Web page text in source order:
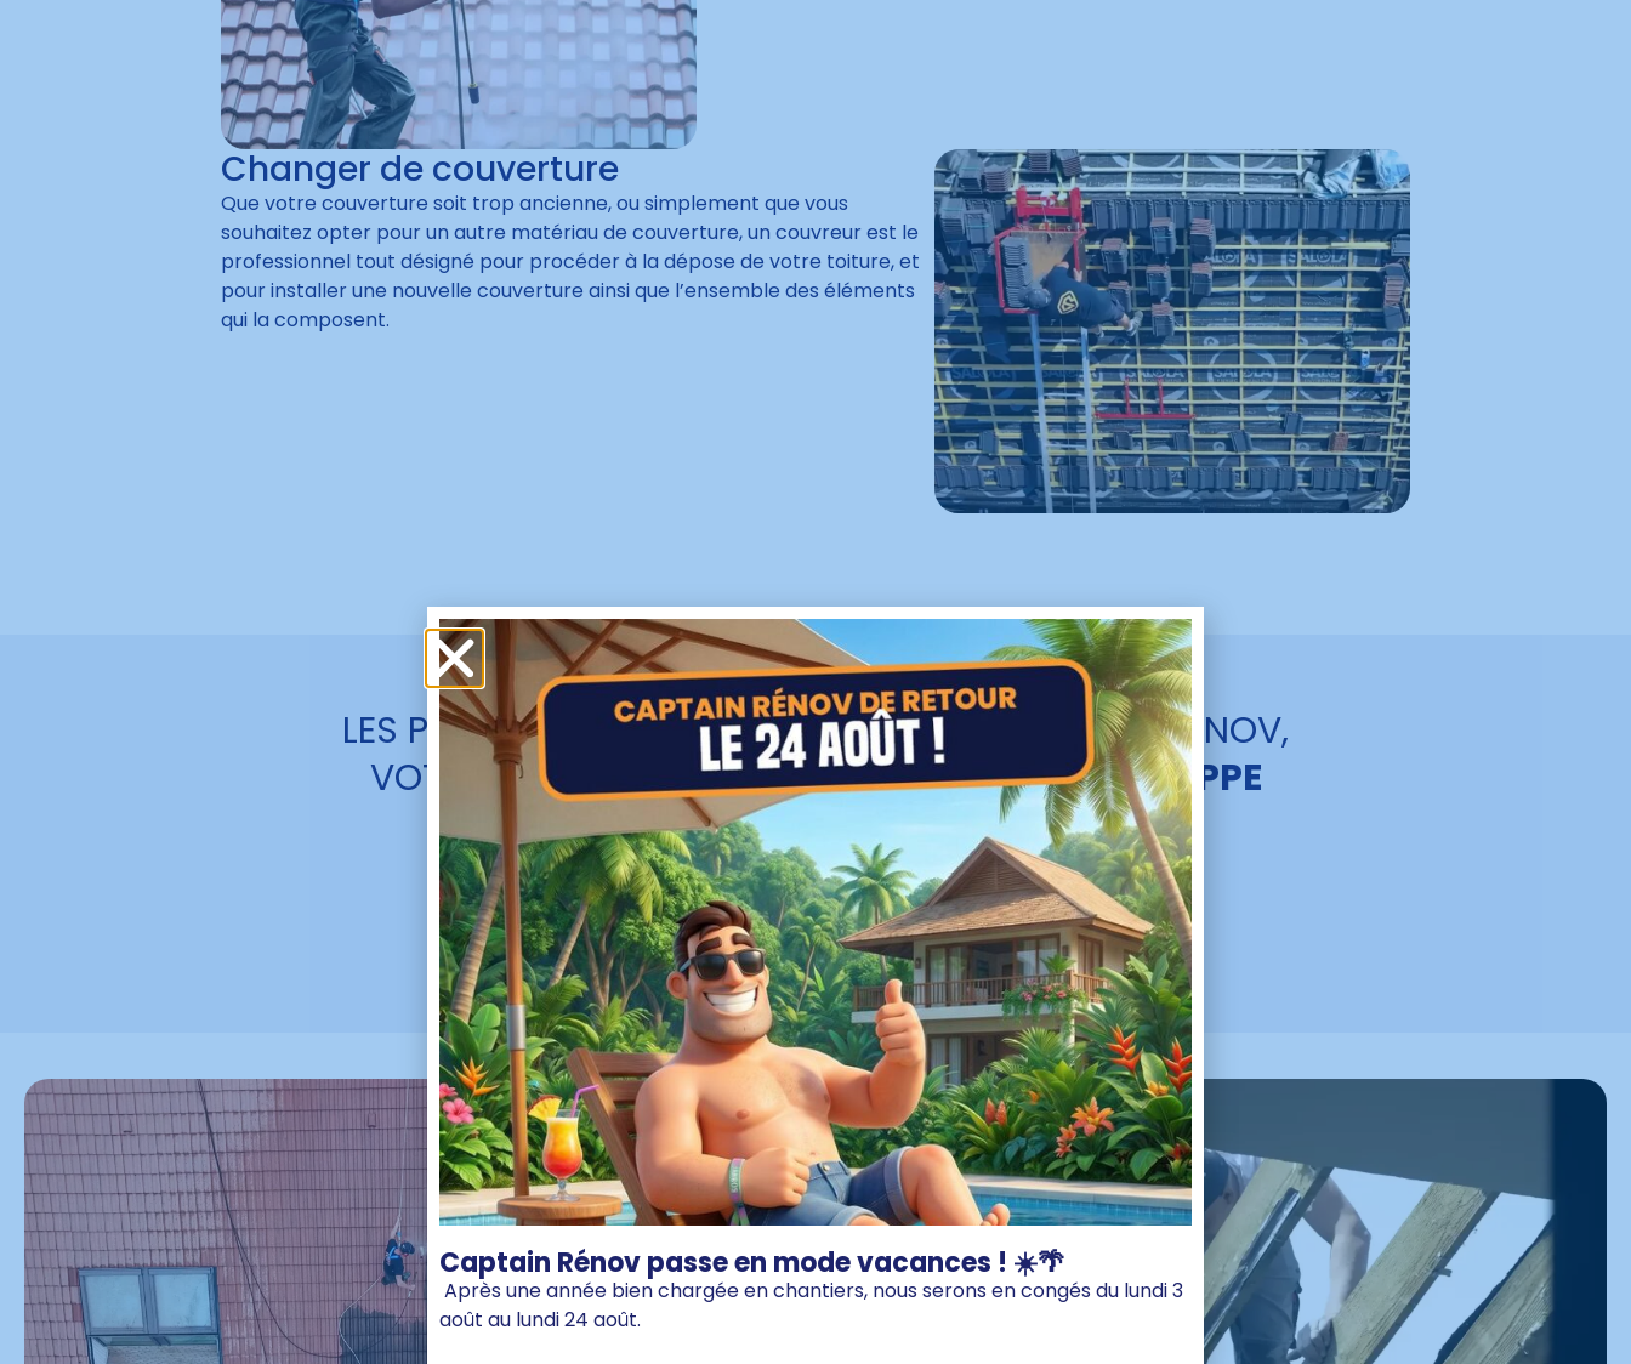
Changer de couverture
Que votre couverture soit trop ancienne, ou simplement que vous
souhaitez opter pour un autre matériau de couverture, un couvreur est le
professionnel tout désigné pour procéder à la dépose de votre toiture, et
pour installer une nouvelle couverture ainsi que l’ensemble des éléments
qui la composent.
LES PRESTATIONS QUE VOUS PROPOSE CAPTAIN RÉNOV,
VOTRE COUVREUR POUR VOTRE TOITURE À NIEPPE
En fonction de vos besoins et de l’état global de votre toit, nous pouvons
mettre en œuvre différentes prestations :
JE SOUHAITE UN DEVIS POUR MA MAISON
Captain Rénov passe en mode vacances ! ☀️🌴
Après une année bien chargée en chantiers, nous serons en congés du lundi 3
août au lundi 24 août.